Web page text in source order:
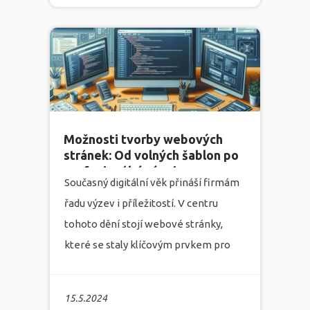
umět? Jaké problémy můžete při
tvorbě webu potkat a jak vám může
naše marketingová agentura Infonia s
tímto úkolem pomoci?
15.5.2024
Možnosti tvorby webových
stránek: Od volných šablon po
profesionální vývoj
Současný digitální věk přináší firmám
řadu výzev i příležitostí. V centru
tohoto dění stojí webové stránky,
které se staly klíčovým prvkem pro